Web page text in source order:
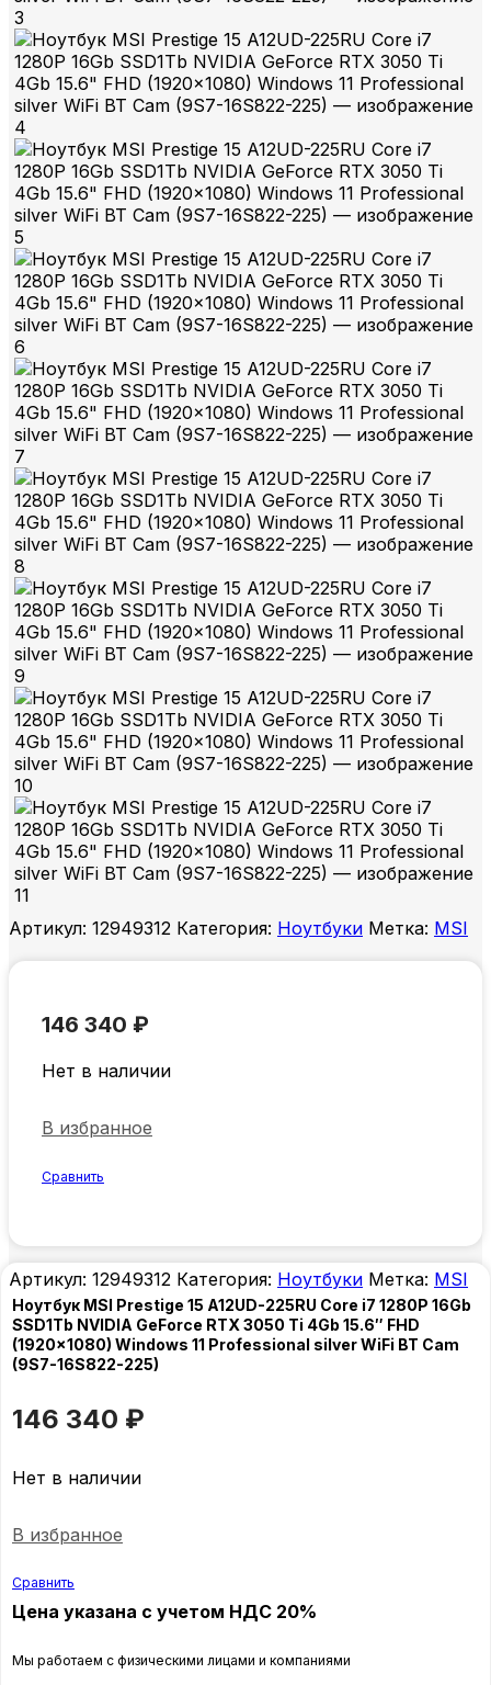
Артикул: 12949312 Категория: Ноутбуки Метка: MSI
146 340 ₽
Нет в наличии
В избранное
Сравнить
Артикул: 12949312 Категория: Ноутбуки Метка: MSI
Ноутбук MSI Prestige 15 A12UD-225RU Core i7 1280P 16Gb
SSD1Tb NVIDIA GeForce RTX 3050 Ti 4Gb 15.6″ FHD
(1920×1080) Windows 11 Professional silver WiFi BT Cam
(9S7-16S822-225)
146 340 ₽
Нет в наличии
В избранное
Сравнить
Цена указана с учетом НДС 20%
Мы работаем с физическими лицами и компаниями